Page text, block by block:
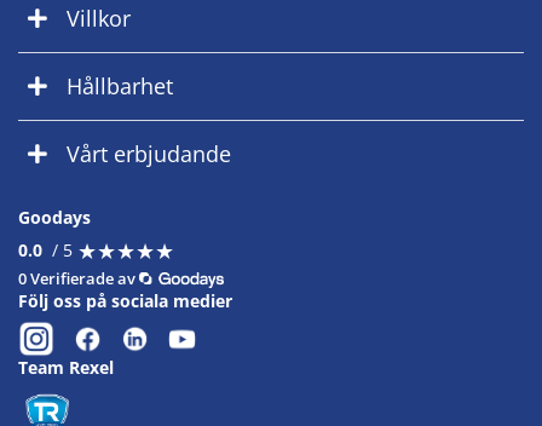
Villkor
Hållbarhet
Vårt erbjudande
Goodays
0.0 / 5 ★★★★★
★★★★★
0 Verifierade av
Följ oss på sociala medier
Team Rexel